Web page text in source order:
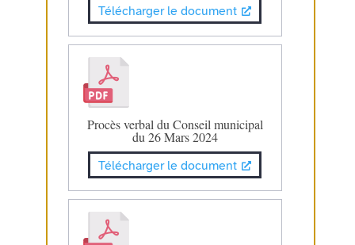
Télécharger le document
Procès verbal du Conseil municipal
du 26 Mars 2024
Télécharger le document